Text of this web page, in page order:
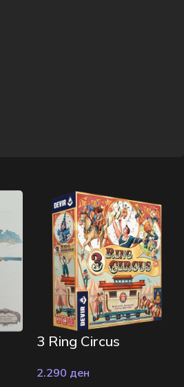
3 Ring Circus
2.290 ден